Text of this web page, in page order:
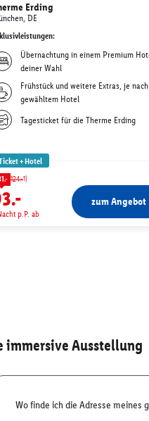
Erding
DE
:
Übernachtung in einem Premium
deiner Wahl
Frühstück und weitere Extras, je nach
gewähltem Hotel
Tagesticket für die Therme Erding
+ Hotel
124.-1)
p.P. ab
zum Angebot
immersive Ausstellung
Wo finde ich die Adresse meines